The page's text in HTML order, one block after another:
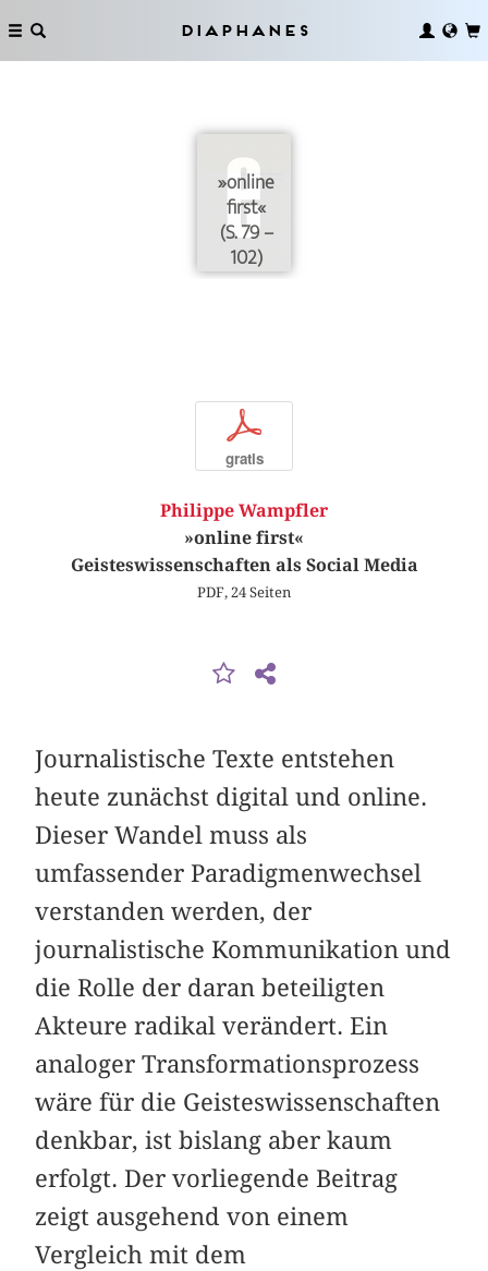
Diaphanes
»online
first«
(S. 79 –
102)
p
gratis
Philippe Wampfler
»online first«
Geisteswissenschaften als Social Media
PDF, 24 Seiten
Journalistische Texte entstehen
heute zunächst digital und online.
Dieser Wandel muss als
umfassender Paradigmenwechsel
verstanden werden, der
journalistische Kommunikation und
die Rolle der daran beteiligten
Akteure radikal verändert. Ein
analoger Transformationsprozess
wäre für die Geisteswissenschaften
denkbar, ist bislang aber kaum
erfolgt. Der vorliegende Beitrag
zeigt ausgehend von einem
Vergleich mit dem